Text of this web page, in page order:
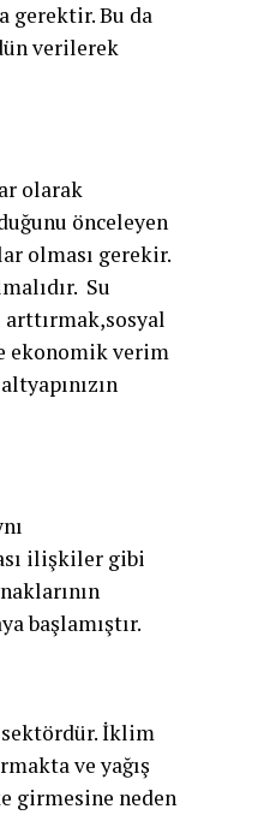
gerektir. Bu da
verilerek
olarak
önceleyen
olması gerekir.
Su
ekonomik verim
ilişkiler gibi
başlamıştır.
İklim
ve yağış
girmesine neden